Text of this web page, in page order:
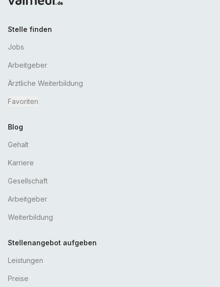
Stelle finden
Jobs
Arbeitgeber
Ärztliche Weiterbildung
Favoriten
Blog
Gehalt
Karriere
Gesellschaft
Arbeitgeber
Weiterbildung
Stellenangebot aufgeben
Leistungen
Preise